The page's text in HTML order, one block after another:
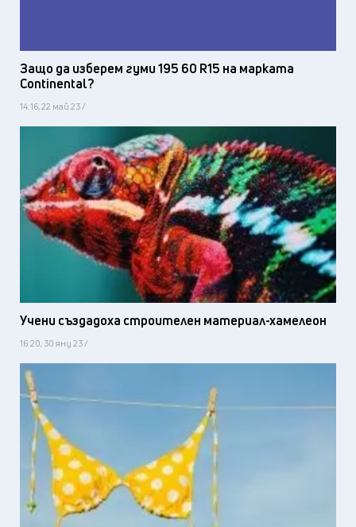
Защо да изберем гуми 195 60 R15 на марката
Continental?
14:16, 22 май 23 /
Учени създадоха строителен материал-хамелеон
16:20, 30 яну 23 /